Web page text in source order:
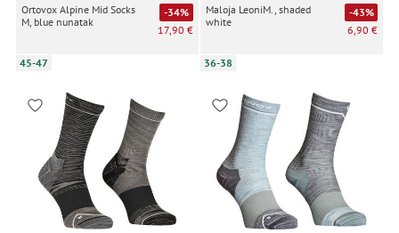
Ortovox Alpine Mid Socks
M, blue nunatak
-34%
17,90 €
45-47
Maloja LeoniM., shaded
white
-43%
6,90 €
36-38